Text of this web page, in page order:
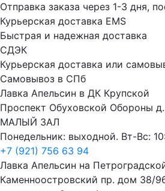
Отправка заказа через 1-3 дня,
Курьерская доставка EMS
Быстрая и надежная доставка
СДЭК
Курьерская доставка или
Самовывоз в СПб
Лавка Апельсин в ДК Крупской
Проспект Обуховской Обороны
МАЛЫЙ ЗАЛ
Понедельник: выходной. Вт-Вс:
+7 (921) 756 63 94
Лавка Апельсин на
Каменноостровский пр. дом 38/